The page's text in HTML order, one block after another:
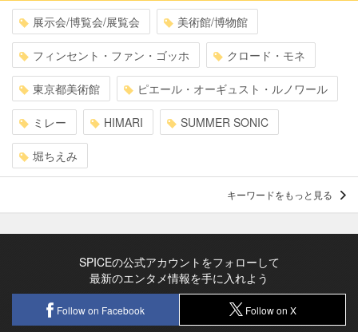
展示会/博覧会/展覧会 美術館/博物館
フィンセント・ファン・ゴッホ クロード・モネ
東京都美術館 ピエール・オーギュスト・ルノワール
ミレー HIMARI SUMMER SONIC
堀ちえみ
キーワードをもっと見る
SPICEの公式アカウントをフォローして
最新のエンタメ情報を手に入れよう
Follow on Facebook Follow on X